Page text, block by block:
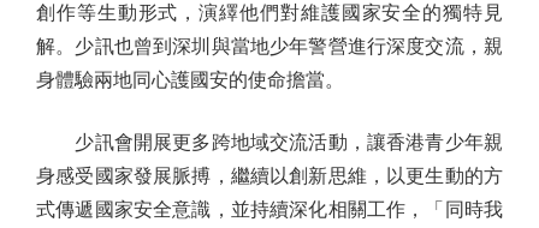
創作等生動形式，演繹他們對維護國家安全的獨特見
解。少訊也曾到深圳與當地少年警營進行深度交流，親
身體驗兩地同心護國安的使命擔當。
少訊會開展更多跨地域交流活動，讓香港青少年親
身感受國家發展脈搏，繼續以創新思維，以更生動的方
式傳遞國家安全意識，並持續深化相關工作，「同時我